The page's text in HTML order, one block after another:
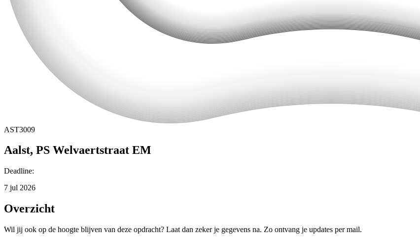
AST3009
Aalst, PS Welvaertstraat EM
Deadline:
7 jul 2026
Overzicht
Wil jij ook op de hoogte blijven van deze opdracht? Laat dan zeker je gegevens na. Zo ontvang je updates per mail.